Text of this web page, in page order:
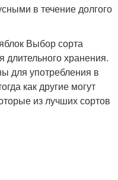
в течение долгого
Выбор сорта
длительного хранения.
для употребления в
как другие могут
из лучших сортов